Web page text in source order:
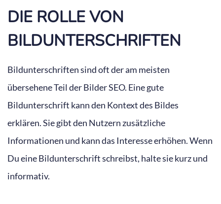
DIE ROLLE VON
BILDUNTERSCHRIFTEN
Bildunterschriften sind oft der am meisten
übersehene Teil der Bilder SEO. Eine gute
Bildunterschrift kann den Kontext des Bildes
erklären. Sie gibt den Nutzern zusätzliche
Informationen und kann das Interesse erhöhen. Wenn
Du eine Bildunterschrift schreibst, halte sie kurz und
informativ.